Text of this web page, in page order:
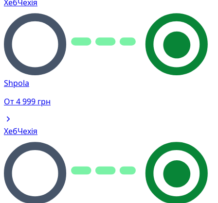
ХебЧехія
Shpola
От4 999 грн
ХебЧехія